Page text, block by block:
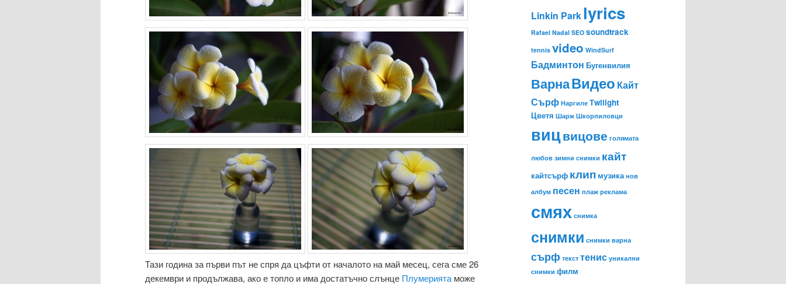
Тази година за първи път не спря да цъфти от началото на май месец, сега сме 26
декември и продължава, ако е топло и има достатъчно слънце Плумерията може
Linkin Parklyrics
Rafael Nadal SEO soundtrack
tennis video WindSurf
Бадминтон Бугенвилия
ВарнаВидео Кайт
Сърф Наргиле Тwilight
Цветя Шарж Шкорпиловци
вицвицове голямата
любов зимни снимки кайт
кайтсърф клип музика нов
албум песен плаж реклама
смях снимка
снимки снимки варна
сърф текст тенис уникални
снимки филм